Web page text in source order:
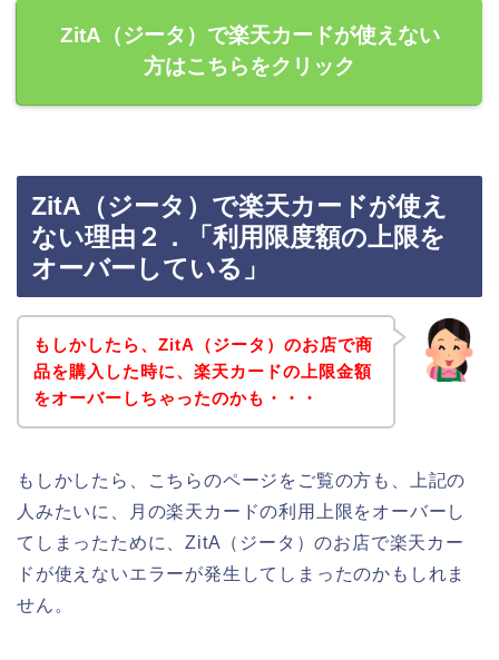
ZitA（ジータ）で楽天カードが使えない
方はこちらをクリック
ZitA（ジータ）で楽天カードが使え
ない理由２．「利用限度額の上限を
オーバーしている」
もしかしたら、ZitA（ジータ）のお店で商
品を購入した時に、楽天カードの上限金額
をオーバーしちゃったのかも・・・
もしかしたら、こちらのページをご覧の方も、上記の
人みたいに、月の楽天カードの利用上限をオーバーし
てしまったために、ZitA（ジータ）のお店で楽天カー
ドが使えないエラーが発生してしまったのかもしれま
せん。